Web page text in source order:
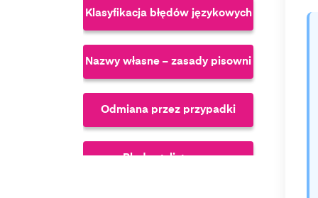
Klasyfikacja błędów językowych
Nazwy własne – zasady pisowni
Odmiana przez przypadki
Błędy stylistyczne